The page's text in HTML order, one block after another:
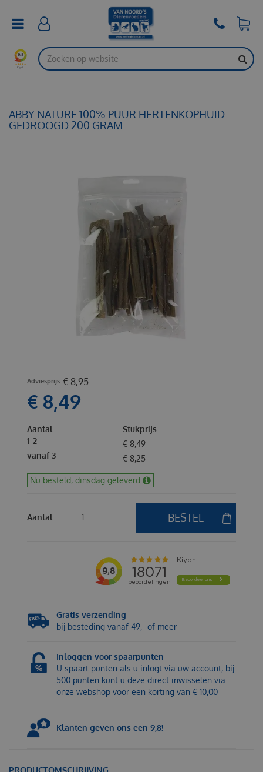
ABBY NATURE 100% PUUR HERTENKOPHUID
GEDROOGD 200 GRAM
€ 8,95
€ 8,49
Aantal
Stukprijs
1-2
€ 8,49
vanaf 3
€ 8,25
Nu besteld, dinsdag geleverd
Aantal
Gratis verzending
bij besteding vanaf 49,- of meer
Inloggen voor spaarpunten
U spaart punten als u inlogt via uw account, bij
500 punten kunt u deze direct inwisselen via
onze webshop voor een korting van € 10,00
Klanten geven ons een 9,8!
PRODUCTOMSCHRIJVING